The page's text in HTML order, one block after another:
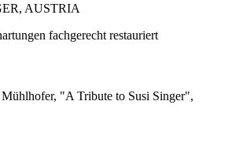
AUSTRIA
fachgerecht restauriert
Mühlhofer, "A Tribute to Susi Singer",